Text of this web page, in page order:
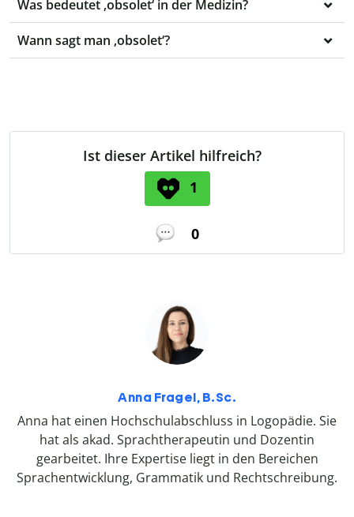
Was bedeutet ‚obsolet‘ in der Medizin?
Wann sagt man ‚obsolet‘?
Ist dieser Artikel hilfreich?
1
0
Anna Fragel, B.Sc.
Anna hat einen Hochschulabschluss in Logopädie. Sie
hat als akad. Sprachtherapeutin und Dozentin
gearbeitet. Ihre Expertise liegt in den Bereichen
Sprachentwicklung, Grammatik und Rechtschreibung.